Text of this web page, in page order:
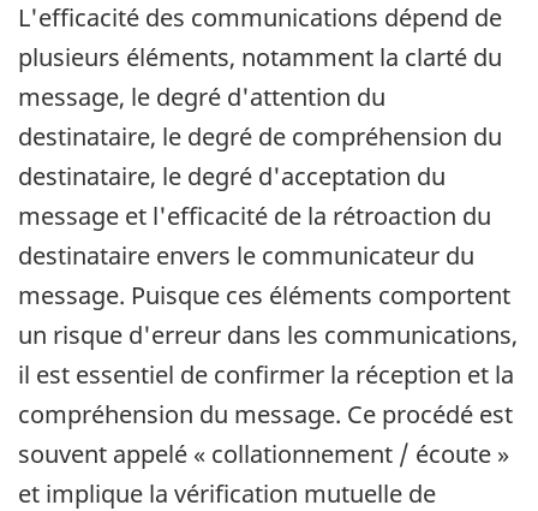
L'efficacité des communications dépend de
plusieurs éléments, notamment la clarté du
message, le degré d'attention du
destinataire, le degré de compréhension du
destinataire, le degré d'acceptation du
message et l'efficacité de la rétroaction du
destinataire envers le communicateur du
message. Puisque ces éléments comportent
un risque d'erreur dans les communications,
il est essentiel de confirmer la réception et la
compréhension du message. Ce procédé est
souvent appelé « collationnement / écoute »
et implique la vérification mutuelle de